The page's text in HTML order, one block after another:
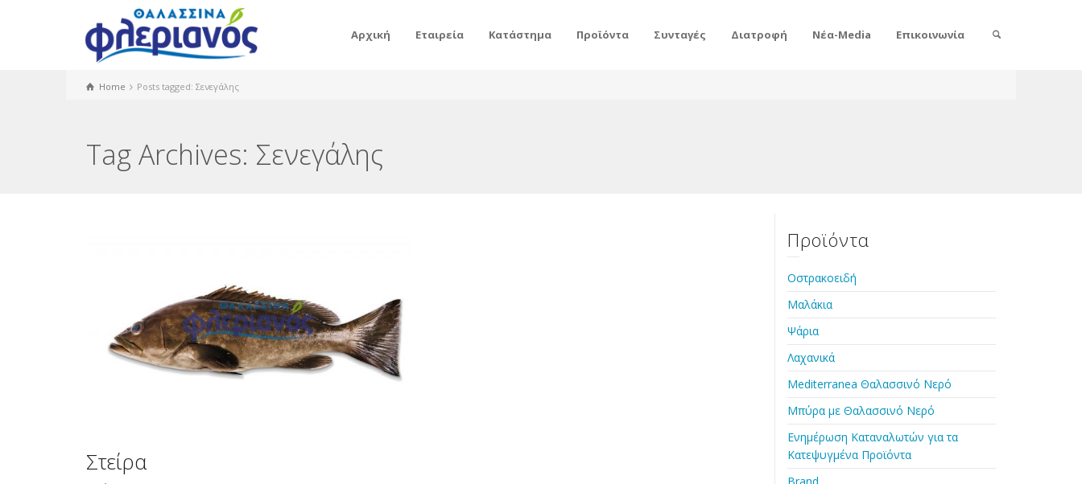
Αρχική Εταιρεία Κατάστημα Προϊόντα Συνταγές Διατροφή Νέα-Media Επικοινωνία
Home Posts tagged: Σενεγάλης
Tag Archives: Σενεγάλης
Στείρα
Προϊόντα
Οστρακοειδή
Μαλάκια
Ψάρια
Λαχανικά
Mediterranea Θαλασσινό Νερό
Μπύρα με Θαλασσινό Νερό
Ενημέρωση Καταναλωτών για τα
Κατεψυγμένα Προϊόντα